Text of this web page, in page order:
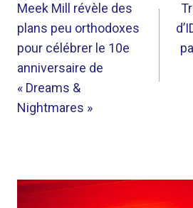
DE
L’ARTICLE
Meek Mill révèle des
plans peu orthodoxes
pour célébrer le 10e
anniversaire de
« Dreams &
Nightmares »